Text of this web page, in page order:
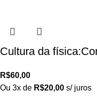
Cultura da
R$60,00
Ou 3x de R$20,00 s/ juros